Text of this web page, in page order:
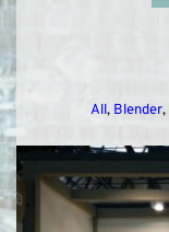
All, Blender,